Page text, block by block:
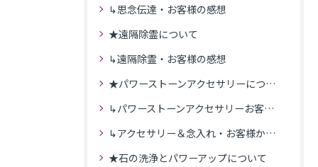
↳思念伝達・お客様の感想
★遠隔除霊について
↳遠隔除霊・お客様の感想
★パワーストーンアクセサリーについて
↳パワーストーンアクセサリーお客様の発送商品一覧
↳アクセサリー＆念入れ・お客様からの感想
★石の洗浄とパワーアップについて